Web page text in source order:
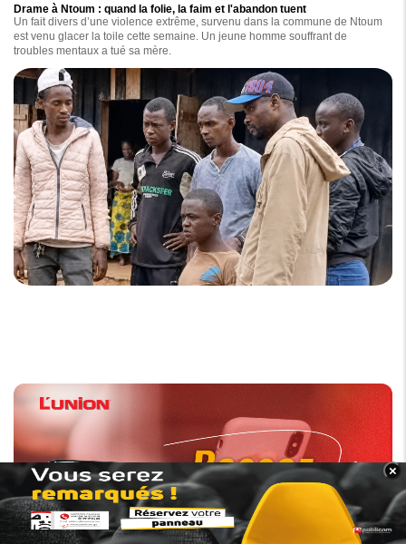
Drame à Ntoum : quand la folie, la faim et l'abandon tuent
Un fait divers d’une violence extrême, survenu dans la commune de Ntoum
est venu glacer la toile cette semaine. Un jeune homme souffrant de
troubles mentaux a tué sa mère.
BANNER_BAS
×